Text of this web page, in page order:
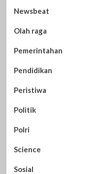
Newsbeat
Olah raga
Pemerintahan
Pendidikan
Peristiwa
Politik
Polri
Science
Sosial